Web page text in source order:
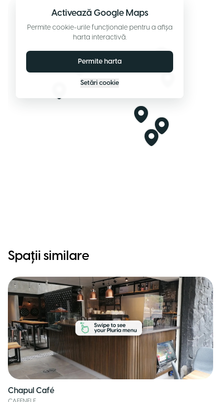
Activează Google Maps
Permite cookie-urile funcționale pentru a afișa
harta interactivă.
Permite harta
Setări cookie
Spații similare
Chapul Café